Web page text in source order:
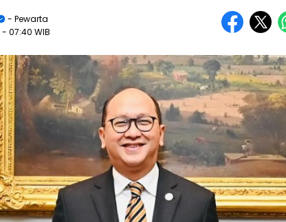
- Pewarta
- 07:40 WIB